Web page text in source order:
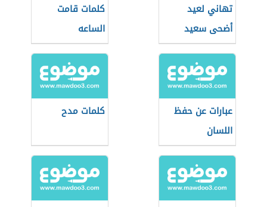
تهاني لعيد
أضحى سعيد
كلمات قامت
الساعه
عبارات عن حفظ
اللسان
كلمات مدح